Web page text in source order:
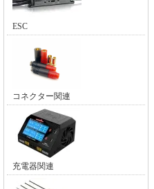
ESC
コネクター関連
充電器関連